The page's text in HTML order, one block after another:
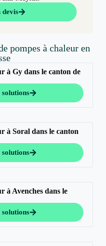
devis
pompes à chaleur en
à Gy dans le canton de
à Soral dans le canton
à Avenches dans le